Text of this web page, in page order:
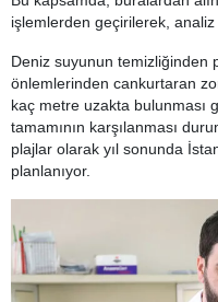
işlemlerden geçirilerek, analiz
Deniz suyunun temizliğinden
önlemlerinden cankurtaran
kaç metre uzakta bulunması
tamamının karşılanması
plajlar olarak yıl sonunda
planlanıyor.